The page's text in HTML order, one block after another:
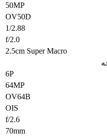
50MP
OV50D
1/2.88
f/2.0
2.5cm Super Macro
6P
64MP
OV64B
OIS
f/2.6
70mm